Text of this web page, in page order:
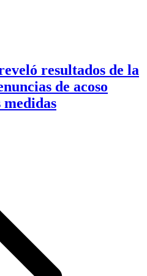
resultados de la
de acoso
medidas